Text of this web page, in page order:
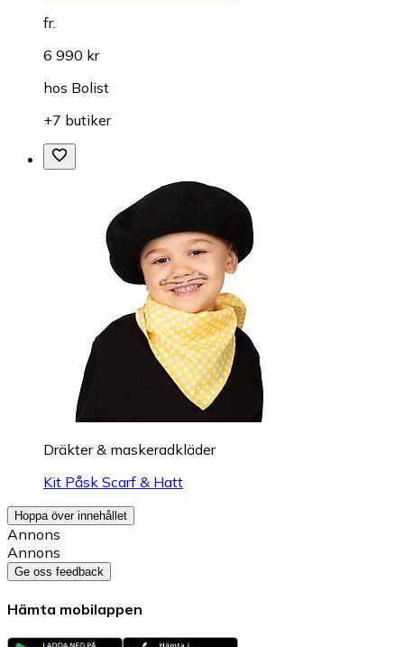
fr.
6 990 kr
hos Bolist
+7 butiker
Dräkter & maskeradkläder
Kit Påsk Scarf & Hatt
Hoppa över innehållet
Annons
Annons
Ge oss feedback
Hämta mobilappen